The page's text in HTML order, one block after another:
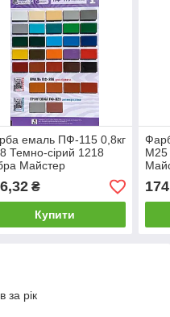
емаль ПФ-115 0,8кг
Темно-сірий 1218
Майстер
₴
Купити
М25
за рік